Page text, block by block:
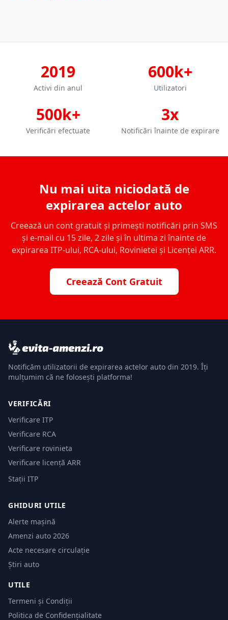
2019
Activi din anul
600k+
Utilizatori
500k+
Verificări efectuate
3x
Notificări înainte de expirare
Nu mai uita niciodată de
expirarea actelor auto
Creează un cont gratuit și primești notificări prin SMS
și e-mail cu 15 zile, 2 zile și în ultima zi înainte de
expirarea ITP-ului, RCA-ului, Rovinietei și Licenței ARR.
Creează Cont Gratuit
Notificăm utilizatorii de expirarea actelor auto din 2019. Îți
mulțumim că ne folosești platforma!
VERIFICĂRI
Verificare ITP
Verificare RCA
Verificare rovinieta
Verificare licență ARR
Stații ITP
GHIDURI UTILE
Alerte mașină
Amenzi auto 2026
Acte necesare circulație
Știri auto
UTILE
Termeni și Condiții
Politica de Confidențialitate